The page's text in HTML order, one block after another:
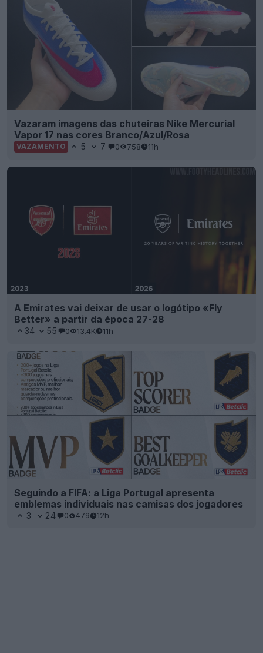
Vazaram imagens das chuteiras Nike Mercurial
Vapor 17 nas cores Branco/Azul/Rosa
VAZAMENTO 5 7 0 758 11h
A Emirates vai deixar de usar o logótipo «Fly
Better» a partir da época 27-28
34 55 0 13.4K 11h
Seguindo a FIFA: a Liga Portugal apresenta
emblemas individuais nas camisas dos jogadores
3 24 0 479 12h